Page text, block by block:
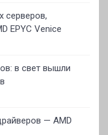
серверов,
EPYC Venice
в свет вышли
— AMD